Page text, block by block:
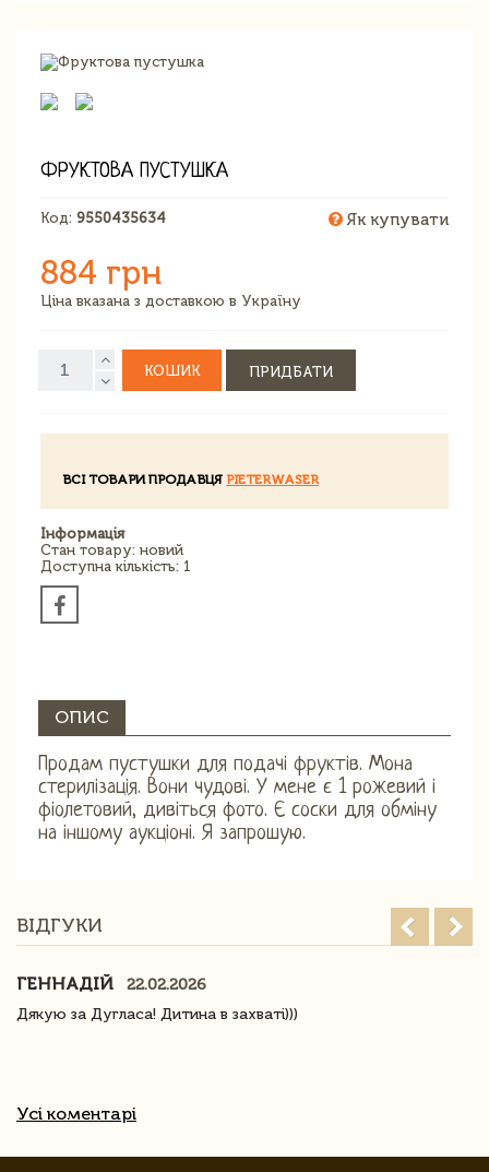
ФРУКТОВА ПУСТУШКА
Код: 9550435634 Як купувати
884 грн
Ціна вказана з доставкою в Україну
КОШИК ПРИДБАТИ
ВСІ ТОВАРИ ПРОДАВЦЯ PIETERWASER
Інформація
Стан товару: новий
Доступна кількість: 1
ОПИС
Продам пустушки для подачі фруктів. Мона
стерилізація. Вони чудові. У мене є 1 рожевий і
фіолетовий, дивіться фото. Є соски для обміну
на іншому аукціоні. Я запрошую.
ВІДГУКИ
ГЕННАДІЙ
22.02.2026
Дякую за Дугласа! Дитина в захваті)))
Усі коментарі